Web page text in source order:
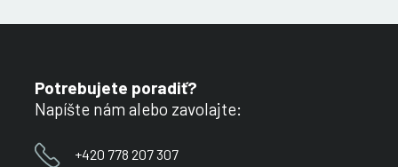
Potrebujete poradiť?
Napíšte nám alebo zavolajte:
+420 778 207 307